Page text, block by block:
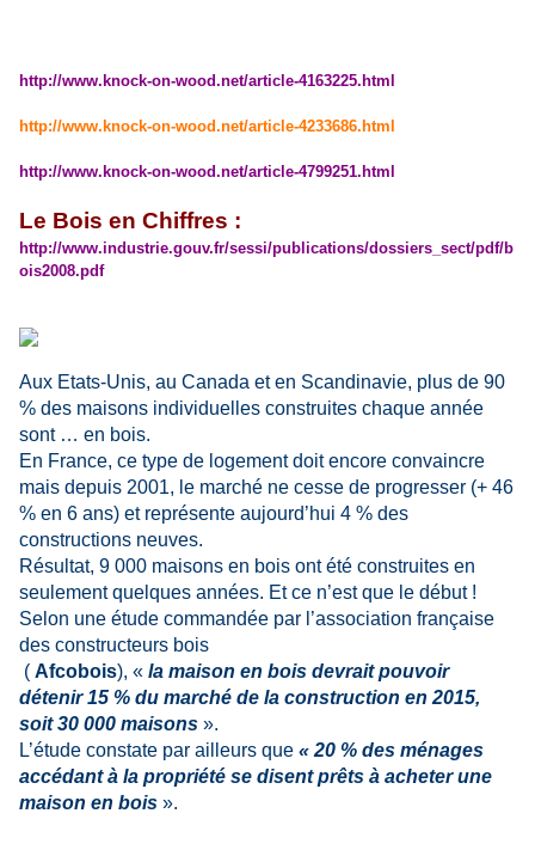
http://www.knock-on-wood.net/article-4163225.html
http://www.knock-on-wood.net/article-4233686.html
http://www.knock-on-wood.net/article-4799251.html
Le Bois en Chiffres :
http://www.industrie.gouv.fr/sessi/publications/dossiers_sect/pdf/b
ois2008.pdf
Aux Etats-Unis, au Canada et en Scandinavie, plus de 90
% des maisons individuelles construites chaque année
sont … en bois.
En France, ce type de logement doit encore convaincre
mais depuis 2001, le marché ne cesse de progresser (+ 46
% en 6 ans) et représente aujourd’hui 4 % des
constructions neuves.
Résultat, 9 000 maisons en bois ont été construites en
seulement quelques années. Et ce n’est que le début !
Selon une étude commandée par l’association française
des constructeurs bois
( Afcobois), « la maison en bois devrait pouvoir
détenir 15 % du marché de la construction en 2015,
soit 30 000 maisons ».
L’étude constate par ailleurs que « 20 % des ménages
accédant à la propriété se disent prêts à acheter une
maison en bois ».